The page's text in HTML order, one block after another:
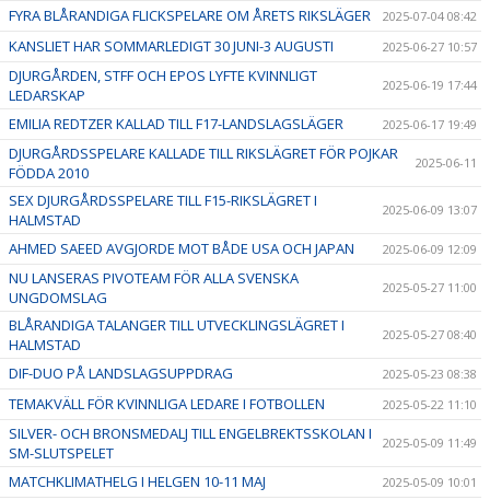
FYRA BLÅRANDIGA FLICKSPELARE OM ÅRETS RIKSLÄGER 2025-07-04 08:42
KANSLIET HAR SOMMARLEDIGT 30 JUNI-3 AUGUSTI 2025-06-27 10:57
DJURGÅRDEN, STFF OCH EPOS LYFTE KVINNLIGT
LEDARSKAP
2025-06-19 17:44
EMILIA REDTZER KALLAD TILL F17-LANDSLAGSLÄGER 2025-06-17 19:49
DJURGÅRDSSPELARE KALLADE TILL RIKSLÄGRET FÖR POJKAR
FÖDDA 2010
2025-06-11
SEX DJURGÅRDSSPELARE TILL F15-RIKSLÄGRET I
HALMSTAD
2025-06-09 13:07
AHMED SAEED AVGJORDE MOT BÅDE USA OCH JAPAN 2025-06-09 12:09
NU LANSERAS PIVOTEAM FÖR ALLA SVENSKA
UNGDOMSLAG
2025-05-27 11:00
BLÅRANDIGA TALANGER TILL UTVECKLINGSLÄGRET I
HALMSTAD
2025-05-27 08:40
DIF-DUO PÅ LANDSLAGSUPPDRAG 2025-05-23 08:38
TEMAKVÄLL FÖR KVINNLIGA LEDARE I FOTBOLLEN 2025-05-22 11:10
SILVER- OCH BRONSMEDALJ TILL ENGELBREKTSSKOLAN I
SM-SLUTSPELET
2025-05-09 11:49
MATCHKLIMATHELG I HELGEN 10-11 MAJ 2025-05-09 10:01